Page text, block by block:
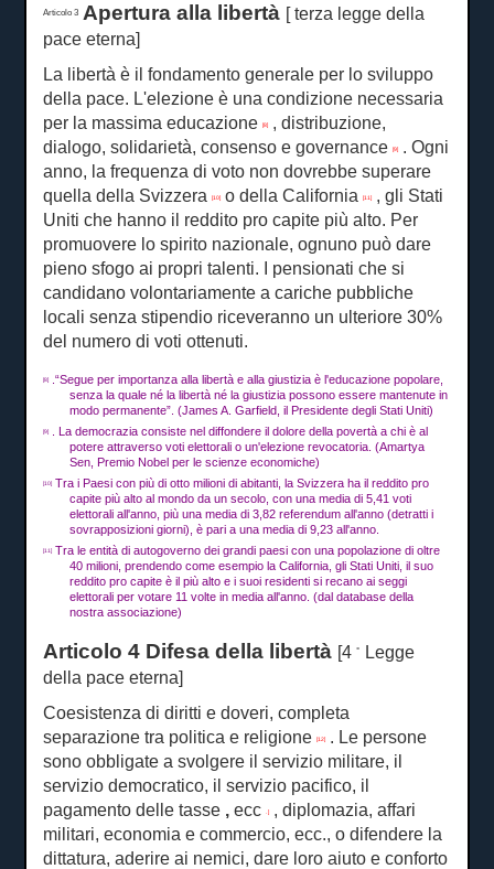
Articolo 3 Apertura alla libertà [ terza legge della
pace eterna]
La libertà è il fondamento generale per lo sviluppo
della pace. L'elezione è una condizione necessaria
per la massima educazione[8]
, distribuzione,
dialogo, solidarietà, consenso e governance[9] .Ogni
anno, la frequenza di voto non dovrebbe superare
quella della Svizzera[10] o della California[11]
, gli Stati
Uniti che hanno il reddito pro capite più alto. Per
promuovere lo spirito nazionale, ognuno può dare
pieno sfogo ai propri talenti.
I pensionati che si
candidano volontariamente a cariche pubbliche
locali senza stipendio riceveranno un ulteriore 30%
del numero di voti ottenuti.
[8]
.“Segue per importanza alla libertà e alla giustizia è l'educazione popolare,
senza la quale né la libertà né la giustizia possono essere mantenute in
modo permanente”.(James A. Garfield, il Presidente degli Stati Uniti)
[9] .La democrazia consiste nel diffondere il dolore della povertà a chi è al
potere attraverso voti elettorali o un'elezione revocatoria.(Amartya
Sen, Premio Nobel per le scienze economiche)
[10]
Tra i Paesi con più di otto milioni di abitanti, la Svizzera ha il reddito pro
capite più alto al mondo da un secolo, con una media di 5,41 voti
elettorali all'anno, più una media di 3,82 referendum all'anno (detratti i
sovrapposizioni giorni), è pari a una media di 9,23 all'anno.
[11]
Tra le entità di autogoverno dei grandi paesi con una popolazione di oltre
40 milioni, prendendo come esempio la California, gli Stati Uniti, il suo
reddito pro capite è il più alto e i suoi residenti si recano ai seggi
elettorali per votare 11 volte in media all'anno.(dal database della
nostra associazione)
Articolo 4 Difesa della libertà [4°
Legge
della pace eterna]
Coesistenza di diritti e doveri, completa
separazione tra politica e religione[12] . Le persone
sono obbligate a svolgere il servizio militare, il
servizio democratico, il servizio pacifico, il
pagamento delle tasse , ecc , diplomazia, affari
militari, economia e commercio, ecc., o difendere la
dittatura, aderire ai nemici, dare loro aiuto e conforto